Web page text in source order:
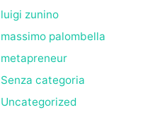
luigi zunino
massimo palombella
metapreneur
Senza categoria
Uncategorized